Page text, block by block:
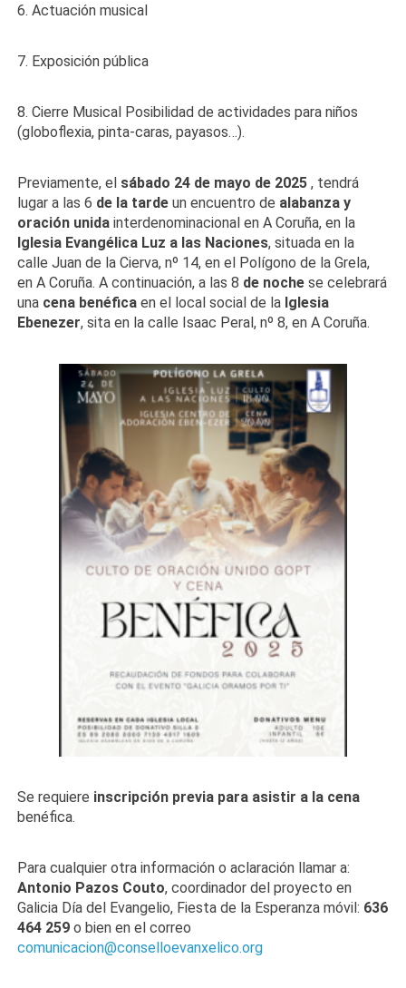
6. Actuación musical
7. Exposición pública
8. Cierre Musical Posibilidad de actividades para niños
(globoflexia, pinta-caras, payasos…).
Previamente, el sábado 24 de mayo de 2025 , tendrá
lugar a las 6 de la tarde un encuentro de alabanza y
oración unida interdenominacional en A Coruña, en la
Iglesia Evangélica Luz a las Naciones, situada en la
calle Juan de la Cierva, nº 14, en el Polígono de la Grela,
en A Coruña. A continuación, a las 8 de noche se celebrará
una cena benéfica en el local social de la Iglesia
Ebenezer, sita en la calle Isaac Peral, nº 8, en A Coruña.
Se requiere inscripción previa para asistir a la cena
benéfica.
Para cualquier otra información o aclaración llamar a:
Antonio Pazos Couto, coordinador del proyecto en
Galicia Día del Evangelio, Fiesta de la Esperanza móvil: 636
464 259 o bien en el correo
comunicacion@conselloevanxelico.org